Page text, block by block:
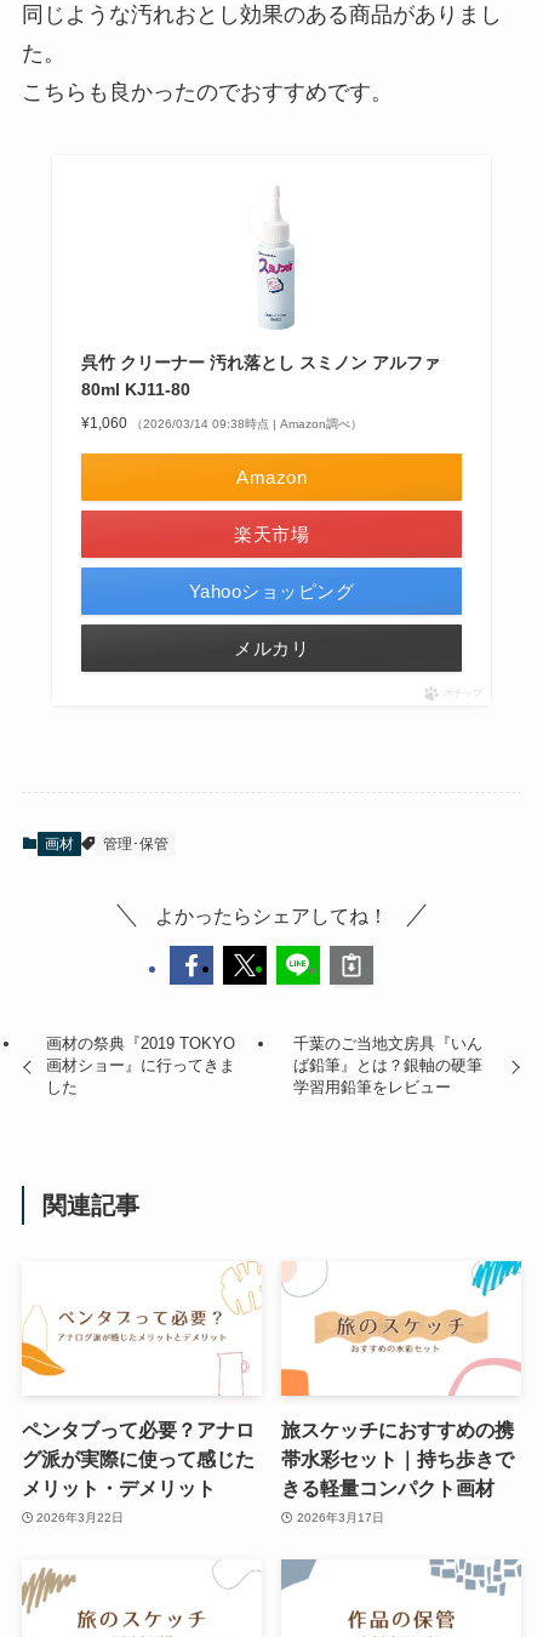
同じような汚れおとし効果のある商品がありまし
た。
こちらも良かったのでおすすめです。
呉竹 クリーナー 汚れ落とし スミノン アルファ
80ml KJ11-80
¥1,060 （2026/03/14 09:38時点 | Amazon調べ）
Amazon
楽天市場
Yahooショッピング
メルカリ
ポチップ
画材 管理･保管
よかったらシェアしてね！
画材の祭典『2019 TOKYO
画材ショー』に行ってきま
した
千葉のご当地文房具『いん
ば鉛筆』とは？銀軸の硬筆
学習用鉛筆をレビュー
関連記事
ペンタブって必要？アナロ
グ派が実際に使って感じた
メリット・デメリット
2026年3月22日
旅スケッチにおすすめの携
帯水彩セット｜持ち歩きで
きる軽量コンパクト画材
2026年3月17日